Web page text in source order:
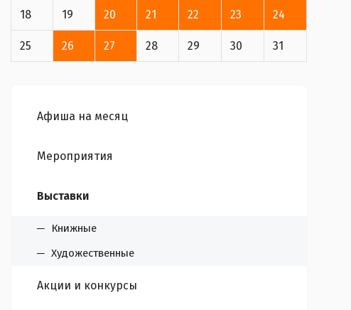
18 19 20 21 22 23 24
25 26 27 28 29 30 31
Афиша на месяц
Мероприятия
Выставки
Книжные
Художественные
Акции и конкурсы